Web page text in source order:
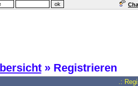
» Registrieren
.: